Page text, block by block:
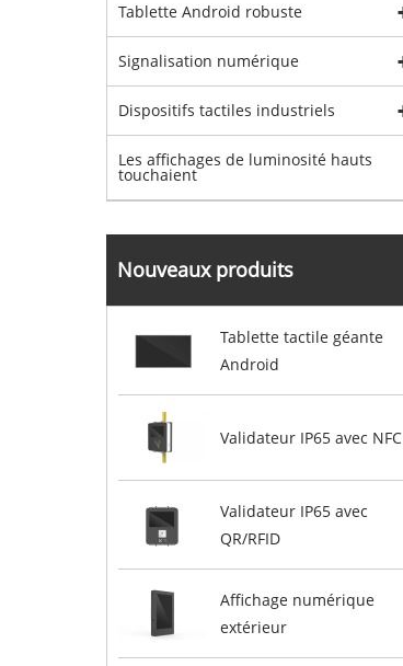
Tablette Android robuste
Signalisation numérique
Dispositifs tactiles industriels
Les affichages de luminosité hauts
touchaient
Nouveaux produits
Tablette tactile géante
Android
Validateur IP65 avec NFC
Validateur IP65 avec
QR/RFID
Affichage numérique
extérieur